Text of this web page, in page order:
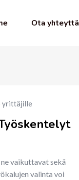
Ota yhteyttä
yrittäjille
vaikuttavat sekä
valinta voi